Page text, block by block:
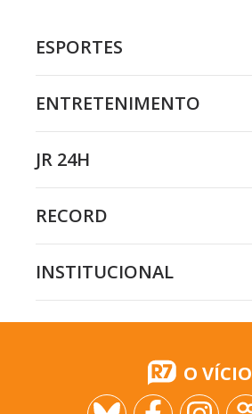
ESPORTES
ENTRETENIMENTO
JR 24H
RECORD
INSTITUCIONAL
O VÍCIO